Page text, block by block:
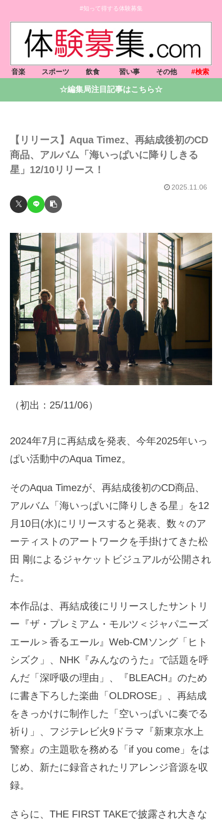
#知って得する体験募集
音楽 スポーツ 飲食 習い事 その他 #検索
☆編集局注目記事はこちら☆
【リリース】Aqua Timez、再結成後初のCD
商品、アルバム「海いっぱいに降りしきる
星」12/10リリース！
2025.11.06
（初出：25/11/06）
2024年7月に再結成を発表、今年2025年いっ
ぱい活動中のAqua Timez。
そのAqua Timezが、再結成後初のCD商品、
アルバム「海いっぱいに降りしきる星」を12
月10日(水)にリリースすると発表、数々のア
ーティストのアートワークを手掛けてきた松
田 剛によるジャケットビジュアルが公開され
た。
本作品は、再結成後にリリースしたサントリ
ー『ザ・プレミアム・モルツ＜ジャパニーズ
エール＞香るエール』Web-CMソング「ヒト
シズク」、NHK『みんなのうた』で話題を呼
んだ「深呼吸の理由」、『BLEACH』のため
に書き下ろした楽曲「OLDROSE」、再結成
をきっかけに制作した「空いっぱいに奏でる
祈り」、フジテレビ火9ドラマ『新東京水上
警察』の主題歌を務める「if you come」をは
じめ、新たに録音されたリアレンジ音源を収
録。
さらに、THE FIRST TAKEで披露され大きな